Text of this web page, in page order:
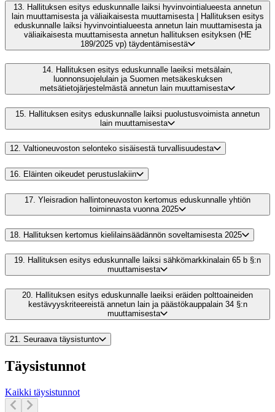
13. Hallituksen esitys eduskunnalle laiksi hyvinvointialueesta annetun
lain muuttamisesta ja väliaikaisesta muuttamisesta | Hallituksen esitys
eduskunnalle laiksi hyvinvointialueesta annetun lain muuttamisesta ja
väliaikaisesta muuttamisesta annetun hallituksen esityksen (HE
189/2025 vp) täydentämisestä
14.
Hallituksen esitys eduskunnalle laeiksi metsälain,
luonnonsuojelulain ja Suomen metsäkeskuksen
metsätietojärjestelmästä annetun lain muuttamisesta
15. Hallituksen esitys eduskunnalle laiksi puolustusvoimista annetun
lain muuttamisesta
12. Valtioneuvoston selonteko sisäisestä turvallisuudesta
16. Eläinten oikeudet perustuslakiin
17. Yleisradion hallintoneuvoston kertomus eduskunnalle yhtiön
toiminnasta vuonna 2025
18. Hallituksen kertomus kielilainsäädännön soveltamisesta 2025
19. Hallituksen esitys eduskunnalle laiksi sähkömarkkinalain 65 b §:n
muuttamisesta
20.
Hallituksen esitys eduskunnalle laeiksi eräiden polttoaineiden
kestävyyskriteereistä annetun lain ja päästökauppalain 34 §:n
muuttamisesta
21. Seuraava täysistunto
Täysistunnot
Kaikki täysistunnot